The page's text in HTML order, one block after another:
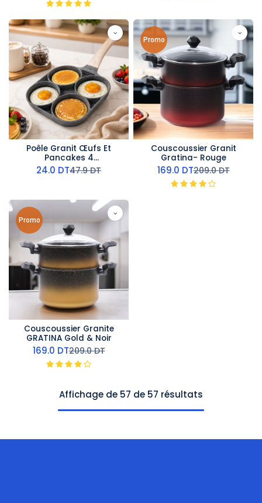
Poêle Granit Œufs Et
Pancakes 4
Compartiments
24.0 DT47.9DT
Promo
Couscoussier Granit
Gratina- Rouge
169.0 DT209.0DT
Promo
Couscoussier Granite
GRATINA Gold & Noir
169.0 DT209.0DT
Affichage de 57 de 57 résultats